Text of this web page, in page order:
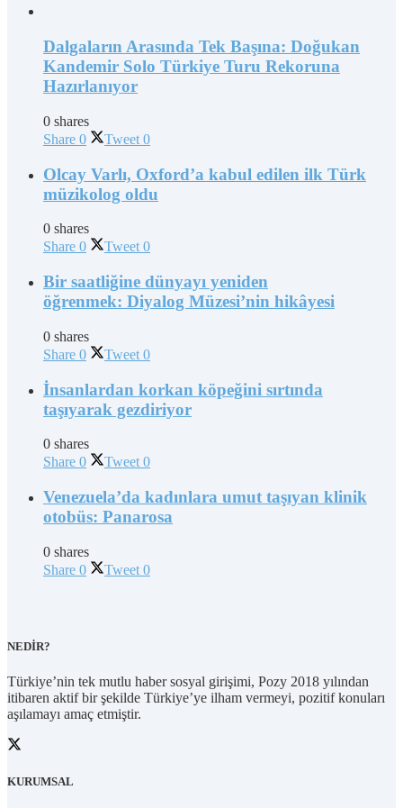
Dalgaların Arasında Tek Başına: Doğukan
Kandemir Solo Türkiye Turu Rekoruna
Hazırlanıyor
0 shares
Share 0 Tweet 0
Olcay Varlı, Oxford’a kabul edilen ilk Türk
müzikolog oldu
0 shares
Share 0 Tweet 0
Bir saatliğine dünyayı yeniden
öğrenmek: Diyalog Müzesi’nin hikâyesi
0 shares
Share 0 Tweet 0
İnsanlardan korkan köpeğini sırtında
taşıyarak gezdiriyor
0 shares
Share 0 Tweet 0
Venezuela’da kadınlara umut taşıyan klinik
otobüs: Panarosa
0 shares
Share 0 Tweet 0
NEDİR?
Türkiye’nin tek mutlu haber sosyal girişimi, Pozy 2018 yılından
itibaren aktif bir şekilde Türkiye’ye ilham vermeyi, pozitif konuları
aşılamayı amaç etmiştir.
KURUMSAL